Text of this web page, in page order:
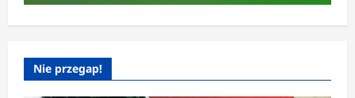
Nie przegap!